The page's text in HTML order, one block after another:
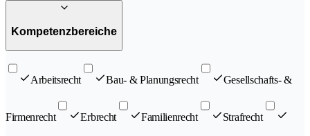
Kompetenzbereiche
Arbeitsrecht Bau- & Planungsrecht Gesellschafts- &
Firmenrecht Erbrecht Familienrecht Strafrecht